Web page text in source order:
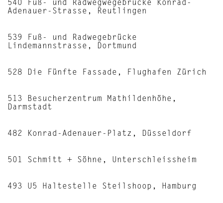
540 Fuß- und Radwegwegebrücke Konrad-
Adenauer-Strasse, Reutlingen
539 Fuß- und Radwegebrücke
Lindemannstrasse, Dortmund
528 Die Fünfte Fassade, Flughafen Zürich
513 Besucherzentrum Mathildenhöhe,
Darmstadt
482 Konrad-Adenauer-Platz, Düsseldorf
501 Schmitt + Söhne, Unterschleissheim
493 U5 Haltestelle Steilshoop, Hamburg